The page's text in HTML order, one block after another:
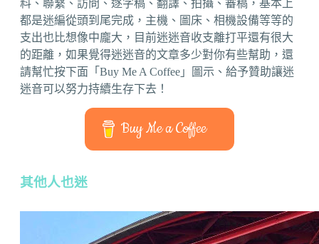
料、聯繫、訪問、逐字稿、翻譯、拍攝、審稿，基本上
都是迷編從頭到尾完成，主機、圖床、相機設備等等的
支出也比想像中龐大，目前迷迷音收支離打平還有很大
的距離，如果覺得迷迷音的文章多少對你有些幫助，還
請幫忙按下面「Buy Me A Coffee」圖示、給予贊助讓迷
迷音可以努力持續生存下去！
Buy Me a Coffee
其他人也迷